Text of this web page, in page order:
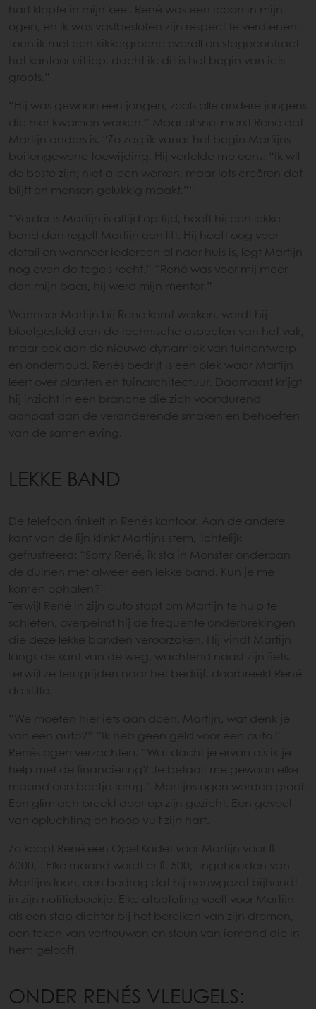
hart klopte in mijn keel. René was een icoon in mijn
ogen, en ik was vastbesloten zijn respect te verdienen.
Toen ik met een kikkergroene overall en stagecontract
het kantoor uitliep, dacht ik: dit is het begin van iets
groots.”
“Hij was gewoon een jongen, zoals alle andere jongens
die hier kwamen werken.” Maar al snel merkt René dat
Martijn anders is. “Zo zag ik vanaf het begin Martijns
buitengewone toewijding. Hij vertelde me eens: “Ik wil
de beste zijn; niet alleen werken, maar iets creëren dat
blijft en mensen gelukkig maakt.””
“Verder is Martijn is altijd op tijd, heeft hij een lekke
band dan regelt Martijn een lift. Hij heeft oog voor
detail en wanneer iedereen al naar huis is, legt Martijn
nog even de tegels recht.” “René was voor mij meer
dan mijn baas, hij werd mijn mentor.”
Wanneer Martijn bij René komt werken, wordt hij
blootgesteld aan de technische aspecten van het vak,
maar ook aan de nieuwe dynamiek van tuinontwerp
en onderhoud. Renés bedrijf is een plek waar Martijn
leert over planten en tuinarchitectuur. Daarnaast krijgt
hij inzicht in een branche die zich voortdurend
aanpast aan de veranderende smaken en behoeften
van de samenleving.
LEKKE BAND
De telefoon rinkelt in Renés kantoor. Aan de andere
kant van de lijn klinkt Martijns stem, lichtelijk
gefrustreerd: “Sorry René, ik sta in Monster onderaan
de duinen met alweer een lekke band. Kun je me
komen ophalen?”
Terwijl René in zijn auto stapt om Martijn te hulp te
schieten, overpeinst hij de frequente onderbrekingen
die deze lekke banden veroorzaken. Hij vindt Martijn
langs de kant van de weg, wachtend naast zijn fiets.
Terwijl ze terugrijden naar het bedrijf, doorbreekt René
de stilte.
“We moeten hier iets aan doen, Martijn, wat denk je
van een auto?” “Ik heb geen geld voor een auto.”
Renés ogen verzachten. “Wat dacht je ervan als ik je
help met de financiering? Je betaalt me gewoon elke
maand een beetje terug.” Martijns ogen worden groot.
Een glimlach breekt door op zijn gezicht. Een gevoel
van opluchting en hoop vult zijn hart.
Zo koopt René een Opel Kadet voor Martijn voor fl.
6000,-. Elke maand wordt er fl. 500,- ingehouden van
Martijns loon, een bedrag dat hij nauwgezet bijhoudt
in zijn notitieboekje. Elke afbetaling voelt voor Martijn
als een stap dichter bij het bereiken van zijn dromen,
een teken van vertrouwen en steun van iemand die in
hem gelooft.
ONDER RENÉS VLEUGELS: